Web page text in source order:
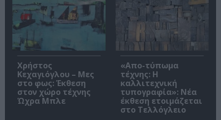
Χρήστος
Κεχαγιόγλου – Μες
στο φως: Έκθεση
στον χώρο τέχνης
Ώχρα Μπλε
«Απο-τύπωμα
τέχνης: H
καλλιτεχνική
τυπογραφία»: Νέα
έκθεση ετοιμάζεται
στο Τελλόγλειο